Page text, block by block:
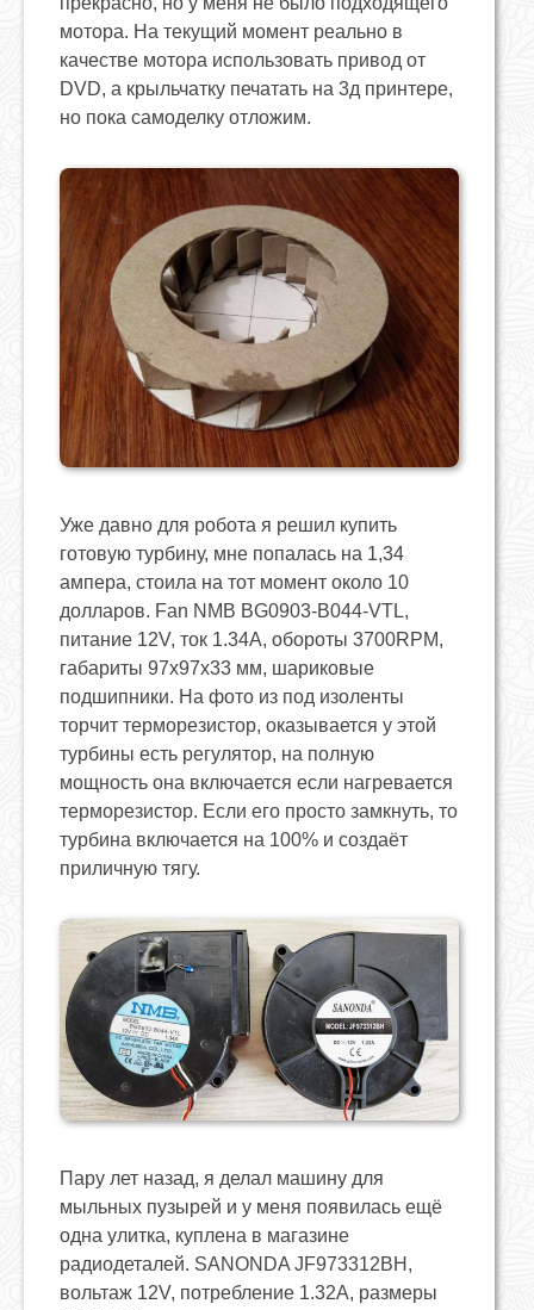
мотора. На текущий момент реально в
качестве мотора использовать привод от
DVD, а крыльчатку печатать на 3д принтере,
но пока самоделку отложим.
Уже давно для робота я решил купить
готовую турбину, мне попалась на 1,34
ампера, стоила на тот момент около 10
долларов. Fan NMB BG0903-B044-VTL,
питание 12V, ток 1.34A, обороты 3700RPM,
габариты 97x97x33 мм, шариковые
подшипники. На фото из под изоленты
торчит терморезистор, оказывается у этой
турбины есть регулятор, на полную
мощность она включается если нагревается
терморезистор. Если его просто замкнуть, то
турбина включается на 100% и создаёт
приличную тягу.
Пару лет назад, я делал машину для
мыльных пузырей и у меня появилась ещё
одна улитка, куплена в магазине
радиодеталей. SANONDA JF973312BH,
вольтаж 12V, потребление 1.32A, размеры